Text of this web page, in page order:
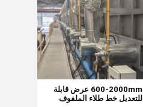
أشرطة فيديو
600-2000mm عرض قابلة
للتعديل خط طلاء الملفوف